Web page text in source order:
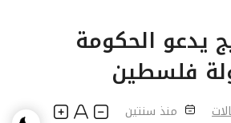
يدعو الحكومة
فلسطين
منذ سنتين